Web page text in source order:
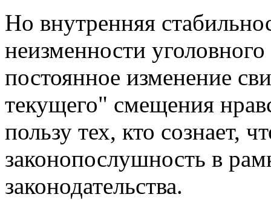
Но внутренняя
неизменности уголовного
постоянное изменение
текущего" смещения
пользу тех, кто сознает,
законопослушность в
законодательства.